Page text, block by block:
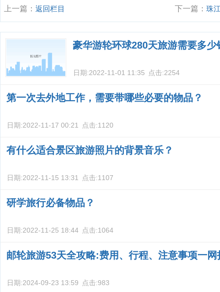
上一篇： 返回栏目 下一篇：珠
豪华游轮环球280天旅游需要多少
日期:2022-11-01 11:35 点击:2254
第一次去外地工作，需要带哪些必要的物品？
日期:2022-11-17 00:21 点击:1120
有什么适合景区旅游照片的背景音乐？
日期:2022-11-15 13:31 点击:1107
研学旅行必备物品？
日期:2022-11-25 18:44 点击:1064
邮轮旅游53天全攻略:费用、行程、注意事项一网
日期:2024-09-23 13:59 点击:983